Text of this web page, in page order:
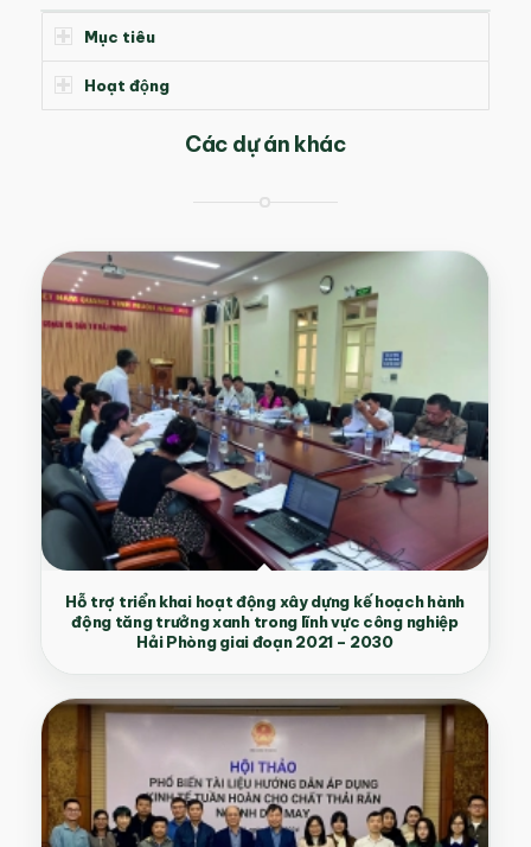
Mục tiêu
Hoạt động
Các dự án khác
Hỗ trợ triển khai hoạt động xây dựng kế hoạch hành
động tăng trưởng xanh trong lĩnh vực công nghiệp
Hải Phòng giai đoạn 2021 – 2030